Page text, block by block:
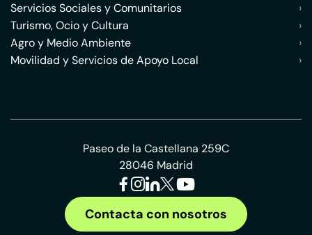
Servicios Sociales y Comunitarios
›
Turismo, Ocio y Cultura
›
Agro y Medio Ambiente
›
Movilidad y Servicios de Apoyo Local
›
Paseo de la Castellana 259C
28046 Madrid
Contacta con nosotros